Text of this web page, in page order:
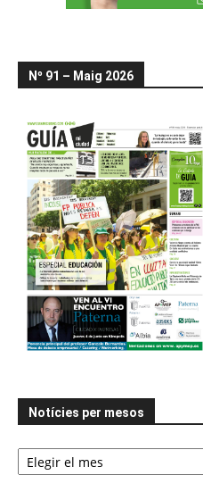
Nº 91 – Maig 2026
Notícies per mesos
Notícies
per